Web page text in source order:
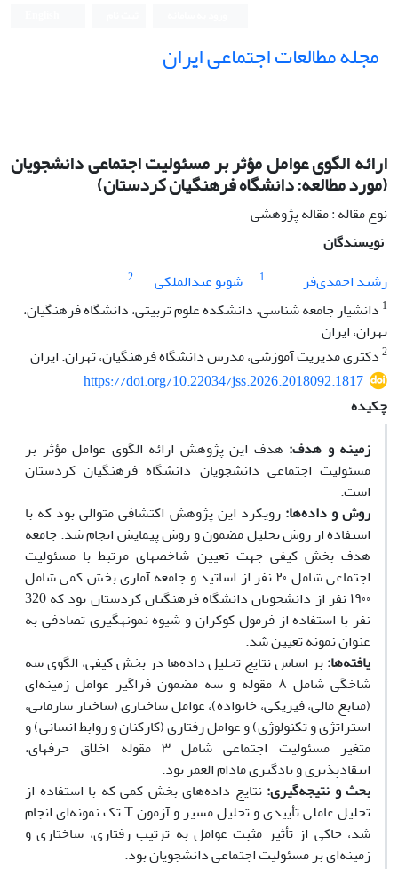
مجله مطالعات اجتماعی ایران
ارائه الگوی عوامل مؤثر بر مسئولیت اجتماعی دانشجویان
(مورد مطالعه: دانشگاه فرهنگیان کردستان)
نوع مقاله : مقاله پژوهشی
نویسندگان
رشید احمدی‌فر
1 شوبو عبدالملکی
2
1 دانشیار جامعه شناسی، دانشکده علوم تربیتی، دانشگاه فرهنگیان،
تهران، ایران
2دکتری مدیریت آموزشی، مدرس دانشگاه فرهنگیان، تهران. ایران
https://doi.org/10.22034/jss.2026.2018092.1817
چکیده
زمینه و هدف: هدف این پژوهش ارائه الگوی عوامل مؤثر بر
مسئولیت اجتماعی دانشجویان دانشگاه فرهنگیان کردستان
است.
روش و دادهها:رویکرد اینپژوهش اکتشافی متوالیبود که با
استفاده از روش تحلیل مضمون و روش پیمایش انجام شد. جامعه
هدف بخش کیفی جهت تعیین شاخص­های مرتبط با مسئولیت
اجتماعی
شامل ۲۰ نفر از اساتید و جامعه آماری بخش کمی شامل
۱۹۰۰ نفر از دانشجویان دانشگاه فرهنگیان کردستان بود که 320
نفر با استفاده از فرمول کوکران و شیوه نمونه­گیریتصادفی به
عنوان نمونه تعیین شد.
یافتهها:بر اساس نتایج تحلیل داده‌ها در بخش کیفی، الگوی سه
شاخگی شامل ۸ مقوله و سه مضمون فراگیر عوامل زمینه‌ای
(منابع مالی، فیزیکی، خانواده)، عوامل ساختاری (ساختار سازمانی،
استراتژی و تکنولوژی) و عوامل رفتاری (کارکنان و روابط انسانی) و
متغیر مسئولیت اجتماعی شامل ۳ مقوله اخلاق حرفه­ای،
انتقادپذیری و یادگیری مادام العمر بود.
بحث و نتیجهگیری: نتایج داده‌های بخش کمی که با استفاده از
تحلیل عاملی تأییدی و تحلیل مسیر وآزمونTتک نمونه‌ای انجام
شد، حاکی از تأثیر مثبت عوامل به ترتیب رفتاری، ساختاری و
زمینه‌ای بر مسئولیت اجتماعی دانشجویان بود.